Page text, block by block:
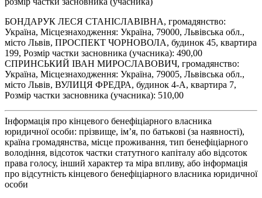
БОНДАРУК ЛЕСЯ СТАНІСЛАВІВНА, громадянство:
Україна, Місцезнаходження: Україна, 79000, Львівська обл.,
місто Львів, ПРОСПЕКТ ЧОРНОВОЛА, будинок 45, квартира
199, Розмір частки засновника (учасника): 490,00
СПРИНСЬКИЙ ІВАН МИРОСЛАВОВИЧ, громадянство:
Україна, Місцезнаходження: Україна, 79005, Львівська обл.,
місто Львів, ВУЛИЦЯ ФРЕДРА, будинок 4-А, квартира 7,
Розмір частки засновника (учасника): 510,00
Інформація про кінцевого бенефіціарного власника
юридичної особи: прізвище, ім’я, по батькові (за наявності),
країна громадянства, місце проживання, тип бенефіціарного
володіння, відсоток частки статутного капіталу або відсоток
права голосу, інший характер та міра впливу, або інформація
про відсутність кінцевого бенефіціарного власника юридичної
особи